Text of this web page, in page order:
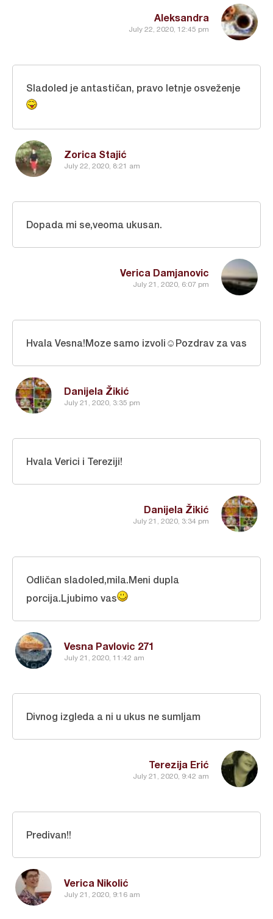
Aleksandra
July 22, 2020, 12:45 pm
Zorica Stajić
July 22, 2020, 8:21 am
Sladoled je antastičan, pravo letnje osveženje
Verica Damjanovic
July 21, 2020, 6:07 pm
Dopada mi se,veoma ukusan.
Danijela Žikić
July 21, 2020, 3:35 pm
Hvala Vesna!Moze samo izvoli☺Pozdrav za vas
Danijela Žikić
July 21, 2020, 3:34 pm
Hvala Verici i Tereziji!
Vesna Pavlovic 271
July 21, 2020, 11:42 am
Odličan sladoled,mila.Meni dupla
porcija.Ljubimo vas
Terezija Erić
July 21, 2020, 9:42 am
Divnog izgleda a ni u ukus ne sumljam
Verica Nikolić
July 21, 2020, 9:16 am
Predivan!!